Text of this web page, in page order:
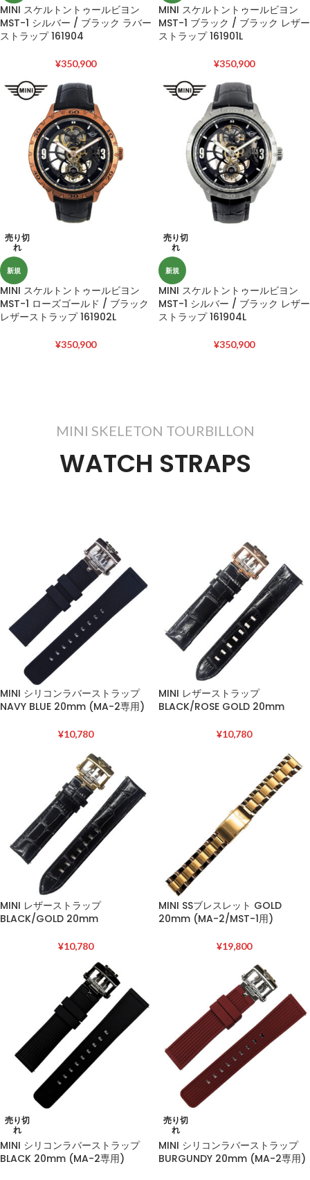
MINI スケルトントゥールビヨン
MST-1 シルバー / ブラック ラバー
ストラップ 161904
¥350,900
MINI スケルトントゥールビヨン
MST-1 ブラック / ブラック レザー
ストラップ 161901L
¥350,900
売り切
れ
新規
MINI スケルトントゥールビヨン
MST-1 ローズゴールド / ブラック
レザーストラップ 161902L
¥350,900
売り切
れ
新規
MINI スケルトントゥールビヨン
MST-1 シルバー / ブラック レザー
ストラップ 161904L
¥350,900
MINI SKELETON TOURBILLON
WATCH STRAPS
MINI シリコンラバーストラップ
NAVY BLUE 20mm (MA-2専用)
¥10,780
MINI レザーストラップ
BLACK/ROSE GOLD 20mm
¥10,780
MINI レザーストラップ
BLACK/GOLD 20mm
¥10,780
MINI SSブレスレット GOLD
20mm (MA-2/MST-1用)
¥19,800
売り切
れ
MINI シリコンラバーストラップ
BLACK 20mm (MA-2専用)
売り切
れ
MINI シリコンラバーストラップ
BURGUNDY 20mm (MA-2専用)